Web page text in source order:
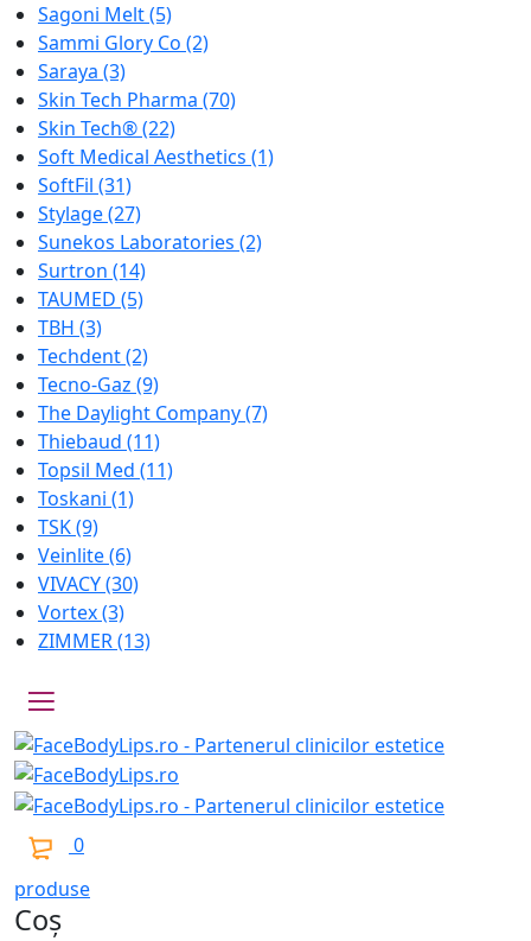
Sagoni Melt(5)
Sammi Glory Co (2)
Saraya (3)
Skin Tech Pharma (70)
Skin Tech®(22)
Soft Medical Aesthetics (1)
SoftFil (31)
Stylage(27)
Sunekos Laboratories (2)
Surtron (14)
TAUMED (5)
TBH (3)
Techdent(2)
Tecno-Gaz (9)
The Daylight Company(7)
Thiebaud (11)
Topsil Med (11)
Toskani (1)
TSK(9)
Veinlite(6)
VIVACY(30)
Vortex(3)
ZIMMER(13)
0
produse
Coș